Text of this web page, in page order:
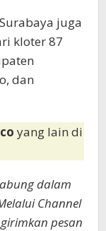
juga
kloter 87
dan
yang lain di
dalam
Channel
pesan